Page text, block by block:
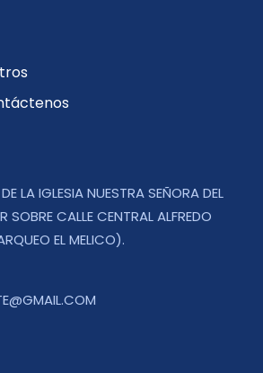
LA IGLESIA NUESTRA SEÑORA DEL
SOBRE CALLE CENTRAL ALFREDO
EL MELICO).